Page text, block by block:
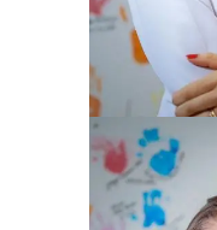
ANA